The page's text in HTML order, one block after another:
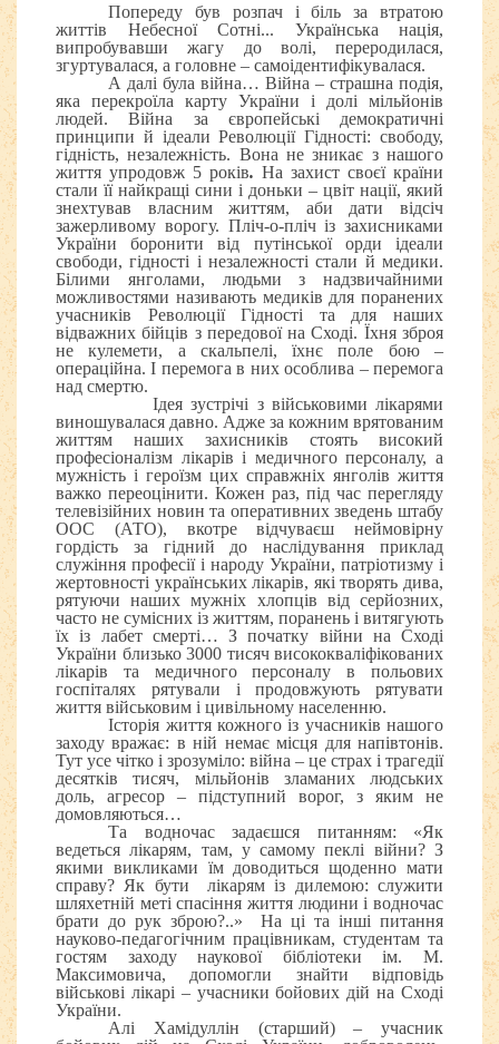
Попереду був розпач і біль за втратою
життів Небесної Сотні... Українська нація,
випробувавши жагу до волі, переродилася,
згуртувалася, а головне – самоідентифікувалася.
А далі була війна… Війна – страшна подія,
яка перекроїла карту України і долі мільйонів
людей. Війна за європейські демократичні
принципи й ідеали Революції Гідності: свободу,
гідність, незалежність. Вона не зникає з нашого
життя упродовж 5 років. На захист своєї країни
стали її найкращі сини і доньки – цвіт нації, який
знехтував власним життям, аби дати відсіч
зажерливому ворогу. Пліч-о-пліч із захисниками
України боронити від путінської орди ідеали
свободи, гідності і незалежності стали й медики.
Білими янголами, людьми з надзвичайними
можливостями називають медиків для поранених
учасників Революції Гідності та для наших
відважних бійців з передової на Сході. Їхня зброя
не кулемети, а скальпелі, їхнє поле бою –
операційна. І перемога в них особлива – перемога
над смертю.
Ідея зустрічі з військовими лікарями
виношувалася давно. Адже за кожним врятованим
життям наших захисників стоять високий
професіоналізм лікарів і медичного персоналу, а
мужність і героїзм цих справжніх янголів життя
важко переоцінити. Кожен раз, під час перегляду
телевізійних новин та оперативних зведень штабу
ООС (АТО), вкотре відчуваєш неймовірну
гордість за гідний до наслідування приклад
служіння професії і народу України, патріотизму і
жертовності українських лікарів, які творять дива,
рятуючи наших мужніх хлопців від серйозних,
часто не сумісних із життям, поранень і витягують
їх із лабет смерті… З початку війни на Сході
України близько 3000 тисяч висококваліфікованих
лікарів та медичного персоналу в польових
госпіталях рятували і продовжують рятувати
життя військовим і цивільному населенню.
Історія життя кожного із учасників нашого
заходу вражає: в ній немає місця для напівтонів.
Тут усе чітко і зрозуміло: війна – це страх і трагедії
десятків тисяч, мільйонів зламаних людських
доль, агресор – підступний ворог, з яким не
домовляються…
Та водночас задаєшся питанням: «Як
ведеться лікарям, там, у самому пеклі війни? З
якими викликами їм доводиться щоденно мати
справу? Як бути лікарям із дилемою: служити
шляхетній меті спасіння життя людини і водночас
брати до рук зброю?..» На ці та інші питання
науково-педагогічним працівникам, студентам та
гостям заходу наукової бібліотеки ім. М.
Максимовича, допомогли знайти відповідь
військові лікарі – учасники бойових дій на Сході
України.
Алі Хамідуллін (старший) – учасник